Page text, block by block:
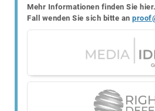
Mehr Informationen finden Sie
Fall wenden Sie sich bitte an